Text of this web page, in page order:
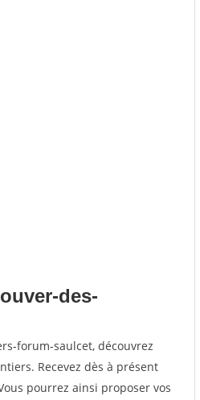
des-
forum-saulcet, découvrez
Recevez dès à présent
pourrez ainsi proposer vos